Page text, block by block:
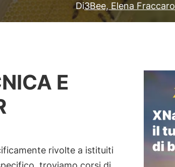
Di3Bee, Elena Fraccaro
E
rivolte a istituiti